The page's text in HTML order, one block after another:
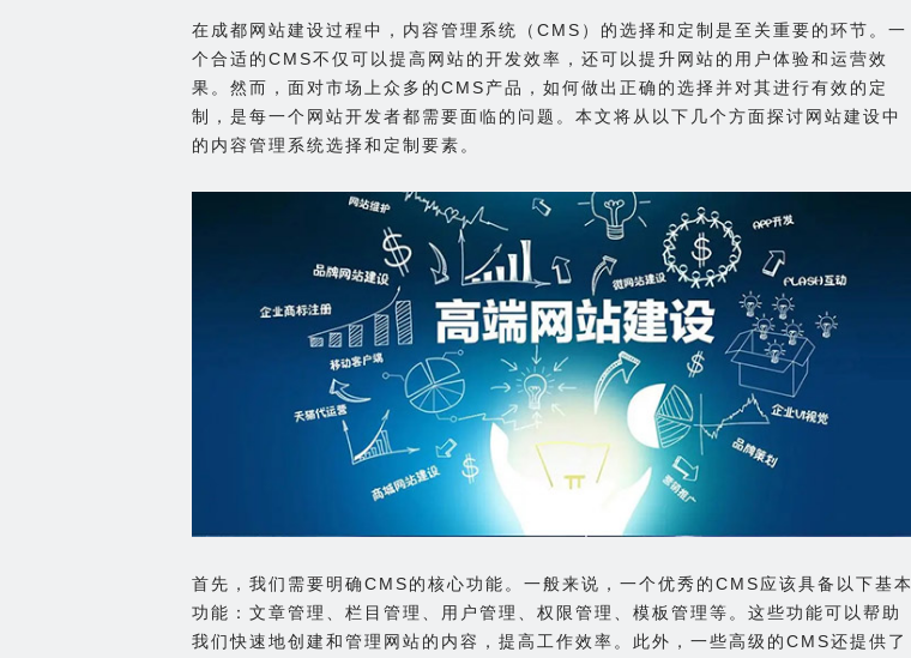
在成都网站建设过程中，内容管理系统（CMS）的选择和定制是至关重要的环节。一
个合适的CMS不仅可以提高网站的开发效率，还可以提升网站的用户体验和运营效
果。然而，面对市场上众多的CMS产品，如何做出正确的选择并对其进行有效的定
制，是每一个网站开发者都需要面临的问题。本文将从以下几个方面探讨网站建设中
的内容管理系统选择和定制要素。
首先，我们需要明确CMS的核心功能。一般来说，一个优秀的CMS应该具备以下基本
功能：文章管理、栏目管理、用户管理、权限管理、模板管理等。这些功能可以帮助
我们快速地创建和管理网站的内容，提高工作效率。此外，一些高级的CMS还提供了